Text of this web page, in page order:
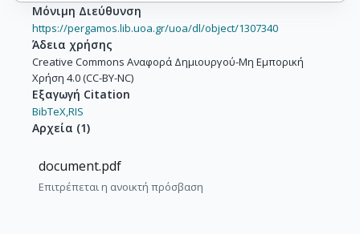
Μόνιμη Διεύθυνση
https://pergamos.lib.uoa.gr/uoa/dl/object/1307340
Άδεια χρήσης
Creative Commons Αναφορά Δημιουργού-Μη Εμπορική
Χρήση 4.0 (CC-BY-NC)
Εξαγωγή Citation
BibTeX,RIS
Αρχεία (1)
document.pdf
Επιτρέπεται η ανοικτή πρόσβαση